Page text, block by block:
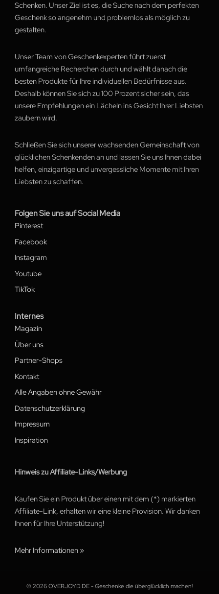
Schenken. Unser Ziel ist es, die Suche nach dem perfekten
Geschenk so angenehm und problemlos als möglich zu
gestalten.
Unser Team von Geschenkexperten führt zuerst
umfangreiche Recherchen durch und wählt danach die
besten Produkte für Ihre individuellen Bedürfnisse aus.
Deshalb können Sie sich zu 100 Prozent sicher sein, das
unsere Empfehlungen ein Lächeln ins Gesicht Ihrer Liebsten
zaubern wird.
Schließen Sie sich unserer wachsenden Gemeinschaft von
glücklichen Schenkenden an und lassen Sie uns Ihnen dabei
helfen, einzigartige und unvergessliche Momente mit Ihren
Liebsten zu schaffen.
Folgen Sie uns auf Social Media
Pinterest
Facebook
Instagram
Youtube
TikTok
Internes
Magazin
Über uns
Partner-Shops
Kontakt
Alle Angaben ohne Gewähr
Datenschutzerklärung
Impressum
Inspiration
Hinweis zu Affiliate-Links/Werbung
Kaufen Sie ein Produkt über einen mit dem (*) markierten
Affiliate-Link, erhalten wir eine kleine Provision. Wir danken
Ihnen für Ihre Unterstützung!
Mehr Informationen »
© 2026 OVERJOYD.DE - Geschenke die überglücklich machen!